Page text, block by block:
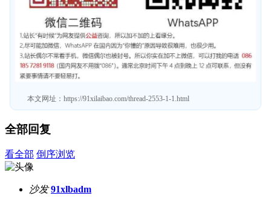
本文网址： https://91xilaibao.com/thread-2553-1-1.html
全部回复
看全部 倒序浏览
沙发 91xlbadm